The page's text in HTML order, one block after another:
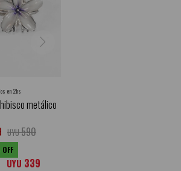
en 2hs
metálico
UYU590
UYU 339